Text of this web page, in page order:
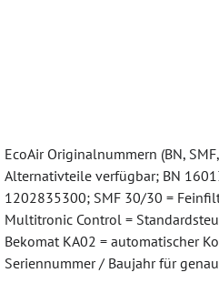
EcoAir Originalnummern (BN,
Alternativteile verfügbar; BN
1202835300; SMF 30/30 =
Multitronic Control =
Bekomat KA02 = automatischer
Seriennummer / Baujahr für